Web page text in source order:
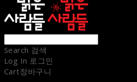
Search 검색
Log In 로그인
Cart장바구니